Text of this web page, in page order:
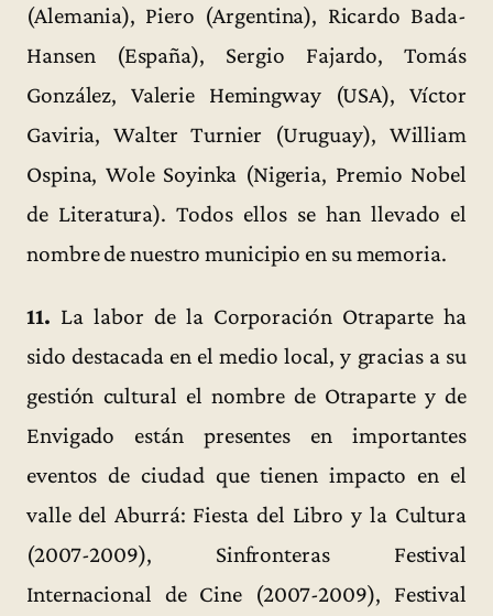
(Alemania), Piero (Argentina), Ricardo Bada-
Hansen (España), Sergio Fajardo, Tomás
González, Valerie Hemingway (USA), Víctor
Gaviria, Walter Turnier (Uruguay), William
Ospina, Wole Soyinka (Nigeria, Premio Nobel
de Literatura). Todos ellos se han llevado el
nombre de nuestro municipio en su memoria.
11. La labor de la Corporación Otraparte ha
sido destacada en el medio local, y gracias a su
gestión cultural el nombre de Otraparte y de
Envigado están presentes en importantes
eventos de ciudad que tienen impacto en el
valle del Aburrá: Fiesta del Libro y la Cultura
(2007-2009), Sinfronteras Festival
Internacional de Cine (2007-2009), Festival